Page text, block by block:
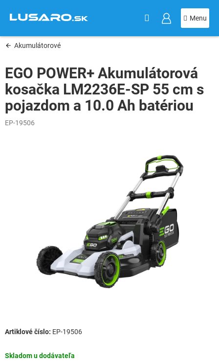
obsah
Akumulátorové
EGO POWER+ Akumulátorová
kosačka LM2236E-SP 55 cm s
pojazdom a 10.0 Ah batériou
EP-19506
Skladom u dodávateľa
EP-19506